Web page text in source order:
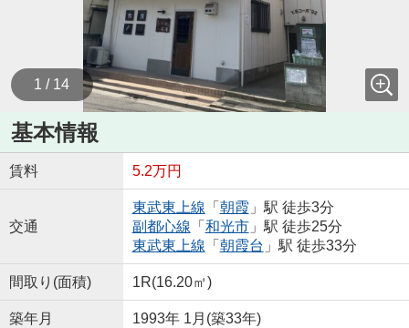
1 / 14
基本情報
賃料 5.2万円
交通
東武東上線 「 朝霞 」駅 徒歩3分
副都心線 「 和光市」駅 徒歩25分
東武東上線 「 朝霞台 」駅 徒歩33分
間取り(面積) 1R(16.20㎡)
築年月 1993年 1月(築33年)